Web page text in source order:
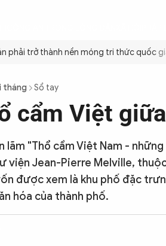
trở thành nền móng tri thức quốc gia
tháng Sổ tay
cẩm Việt
lãm "Thổ cẩm Việt Nam -
viện Jean-Pierre Melville,
được xem là khu phố đặc
hóa của thành phố.